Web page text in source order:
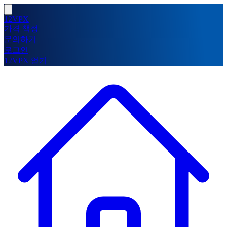
12VPX
가격 책정
문의하기
로그인
12VPX 얻기